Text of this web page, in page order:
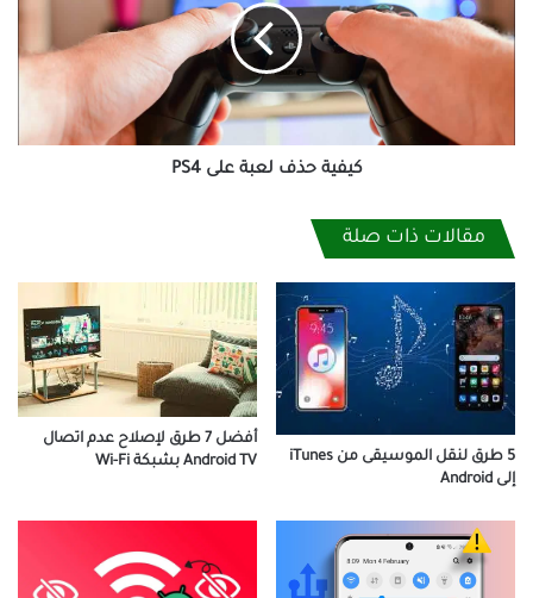
على
PS4
كيفية حذف لعبة على PS4
مقالات ذات صلة
5 طرق لنقل الموسيقى من iTunes
إلى Android
أفضل 7 طرق لإصلاح عدم اتصال
Android TV بشبكة Wi-Fi